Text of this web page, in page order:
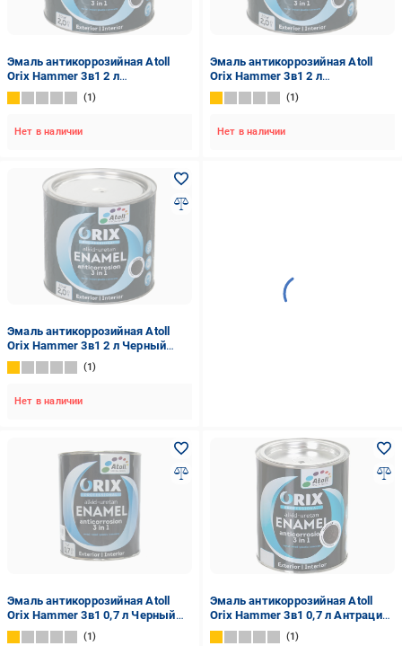
Эмаль антикоррозийная Atoll
Orix Hammer 3в1 2 л
Серебристый (2573843982)
1
Нет в наличии
Эмаль антикоррозийная Atoll
Orix Hammer 3в1 2 л
Изумрудный (2573842385)
1
Нет в наличии
Эмаль антикоррозийная Atoll
Orix Hammer 3в1 2 л Черный
(2573850860)
1
Нет в наличии
Эмаль антикоррозийная Atoll
Orix Hammer 3в1 0,7 л Черный
(2573850045)
1
Эмаль антикоррозийная Atoll
Orix Hammer 3в1 0,7 л Антрацит
(2573813133)
1